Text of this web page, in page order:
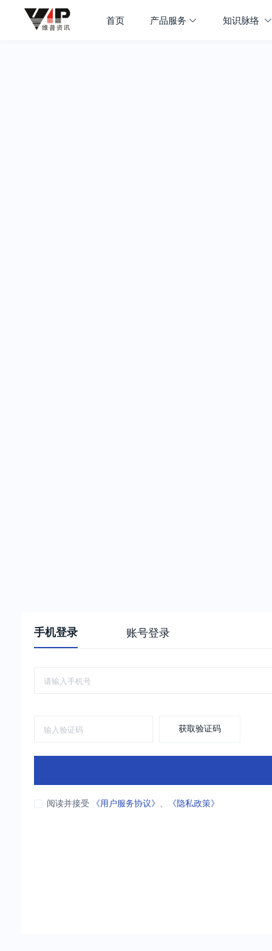
首页 产品服务 知识脉络
手机登录 账号登录
获取验证码
阅读并接受 《用户服务协议》 、 《隐私政策》